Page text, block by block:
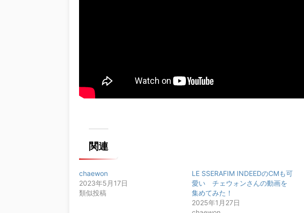
関連
chaewon
2023年5月17日
類似投稿
LE SSERAFIM INDEEDのCMも可
愛い チェウォンさんの動画を
集めてみた！
2025年1月27日